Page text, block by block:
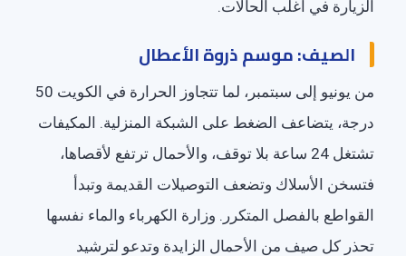
الزيارة في أغلب الحالات.
الصيف: موسم ذروة الأعطال
من يونيو إلى سبتمبر، لما تتجاوز الحرارة في الكويت 50
درجة، يتضاعف الضغط على الشبكة المنزلية. المكيفات
تشتغل 24 ساعة بلا توقف، والأحمال ترتفع لأقصاها،
فتسخن الأسلاك وتضعف التوصيلات القديمة وتبدأ
القواطع بالفصل المتكرر. وزارة الكهرباء والماء نفسها
تحذر كل صيف من الأحمال الزايدة وتدعو لترشيد